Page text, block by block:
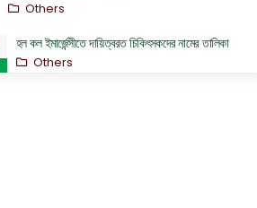
Others
হল কল ইমার্জেন্সীতে দায়িত্বরত চিকিৎসকদের নামের তালিকা
Others